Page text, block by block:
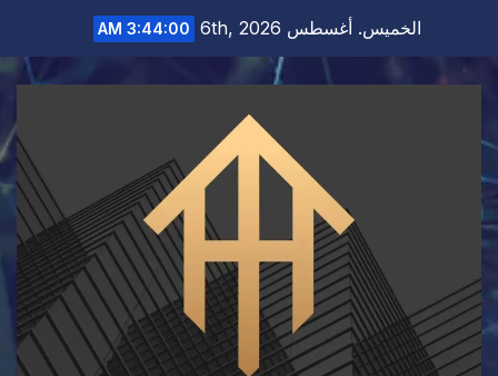
content
الخميس. أغسطس 6th, 2026 3:44:01 AM